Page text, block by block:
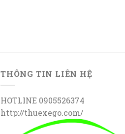
THÔNG TIN LIÊN HỆ
HOTLINE 0905526374
http://thuexego.com/